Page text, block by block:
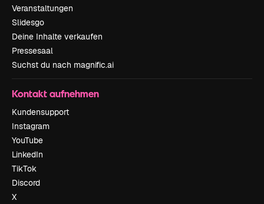
Veranstaltungen
Slidesgo
Deine Inhalte verkaufen
Pressesaal
Suchst du nach magnific.ai
Kontakt aufnehmen
Kundensupport
Instagram
YouTube
LinkedIn
TikTok
Discord
X